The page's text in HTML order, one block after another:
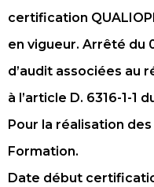
certification
en vigueur. Arrêté du
d’audit associées au
à l’article D. 6316-1-1
Pour la réalisation
Formation.
Date début